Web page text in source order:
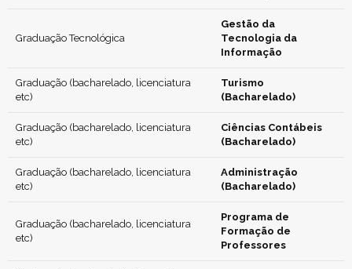
Graduação Tecnológica
Gestão da
Tecnologia da
Informação
Graduação (bacharelado, licenciatura
etc)
Turismo
(Bacharelado)
Graduação (bacharelado, licenciatura
etc)
Ciências Contábeis
(Bacharelado)
Graduação (bacharelado, licenciatura
etc)
Administração
(Bacharelado)
Graduação (bacharelado, licenciatura
etc)
Programa de
Formação de
Professores